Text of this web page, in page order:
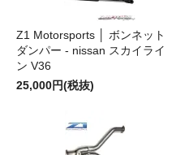
Z1 Motorsports │ ボンネット
ダンパー - nissan スカイライ
ン V36
25,000円(税抜)